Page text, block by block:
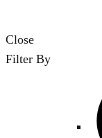
Close
Filter By